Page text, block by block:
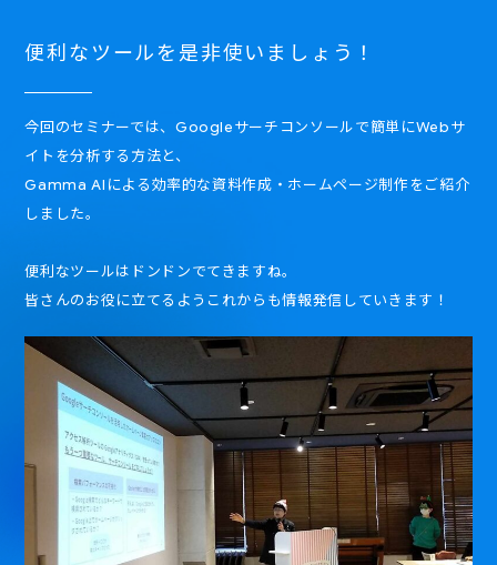
便利なツールを是非使いましょう！
今回のセミナーでは、Googleサーチコンソールで簡単にWebサ
イトを分析する方法と、
Gamma AIによる効率的な資料作成・ホームページ制作をご紹介
しました。
便利なツールはドンドンでてきますね。
皆さんのお役に立てるようこれからも情報発信していきます！